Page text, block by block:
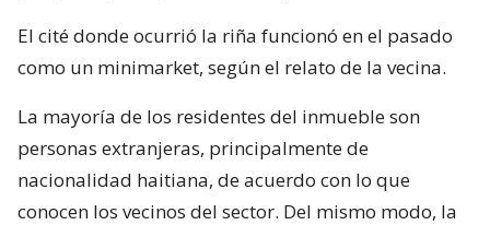
El cité donde ocurrió la riña funcionó en el pasado
como un minimarket, según el relato de la vecina.
La mayoría de los residentes del inmueble son
personas extranjeras, principalmente de
nacionalidad haitiana, de acuerdo con lo que
conocen los vecinos del sector. Del mismo modo, la